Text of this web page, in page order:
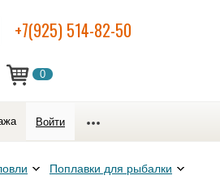
0
+7(925) 514-82-50
Войти
Поплавки для рыбалки